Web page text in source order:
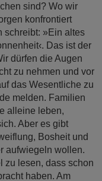
sind? Wo wir
konfrontiert
schreibt: »Ein altes
Das ist der
dürfen die Augen
zu nehmen und vor
das Wesentliche zu
melden. Familien
alleine leben,
Aber es gibt
Bosheit und
aufwiegeln wollen.
zu lesen, dass schon
haben. Am